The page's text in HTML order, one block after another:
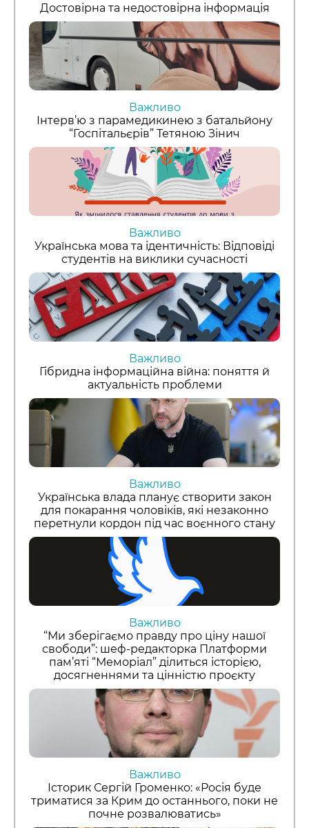
Достовірна та недостовірна інформація
Важливо
Інтерв’ю з парамедикинею з батальйону
“Госпітальєрів” Тетяною Зінич
Важливо
Українська мова та ідентичність: Відповіді
студентів на виклики сучасності
Важливо
Гібридна інформаційна війна: поняття й
актуальність проблеми
Важливо
Українська влада планує створити закон
для покарання чоловіків, які незаконно
перетнули кордон під час воєнного стану
Важливо
“Ми зберігаємо правду про ціну нашої
свободи”: шеф-редакторка Платформи
пам’яті “Меморіал” ділиться історією,
досягненнями та цінністю проєкту
Важливо
Історик Сергій Громенко: «Росія буде
триматися за Крим до останнього, поки не
почне розвалюватись»